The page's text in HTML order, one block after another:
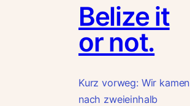
Belize it
or not.
Kurz vorweg: Wir kamen
nach zweieinhalb